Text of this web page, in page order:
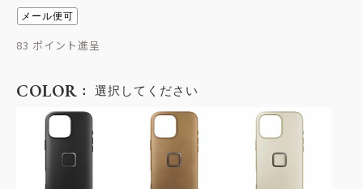
メール便可
83
COLOR 選択してください